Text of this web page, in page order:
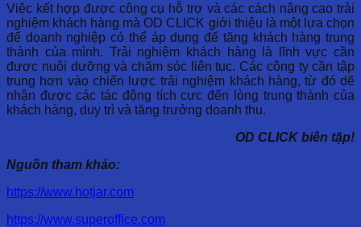
Việc kết hợp được công cụ hỗ trợ và các cách nâng cao trải
nghiệm khách hàng mà OD CLICK giới thiệu là một lựa chọn
để doanh nghiệp có thể áp dụng để tăng khách hàng trung
thành của mình. Trải nghiệm khách hàng là lĩnh vực cần
được nuôi dưỡng và chăm sóc liên tục. Các công ty cần tập
trung hơn vào chiến lược trải nghiệm khách hàng, từ đó dẽ
nhận được các tác động tích cực đến lòng trung thành của
khách hàng, duy trì và tăng trưởng doanh thu.
OD CLICK biên tập!
Nguồn tham khảo:
https://www.hotjar.com
https://www.superoffice.com